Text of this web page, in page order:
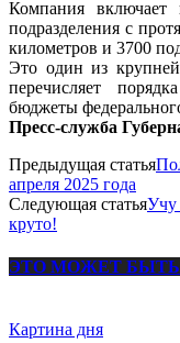
Компания
подразделения с
километров и 3700
Это один из
перечисляет
бюджеты
Пресс-служба
Предыдущая статья
апреля 2025 года
Следующая статьяУчу
круто!
ЭТО МОЖЕТ
Картина дня